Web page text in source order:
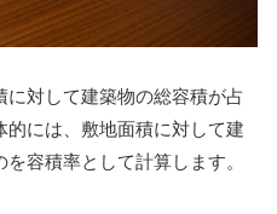
対して建築物の総容積が占
には、敷地面積に対して建
容積率として計算します。